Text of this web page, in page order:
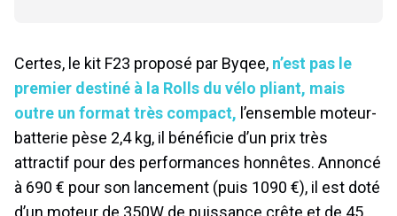
Certes, le kit F23 proposé par Byqee, n’est pas le
premier destiné à la Rolls du vélo pliant, mais
outre un format très compact, l’ensemble moteur-
batterie pèse 2,4 kg, il bénéficie d’un prix très
attractif pour des performances honnêtes. Annoncé
à 690 € pour son lancement (puis 1090 €), il est doté
d’un moteur de 350W de puissance crête et de 45